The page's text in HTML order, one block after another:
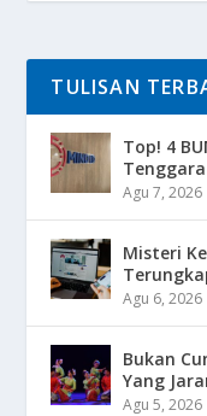
TULISAN
Top! 4
Tenggara
Agu 7, 2026
Misteri
Agu 6, 2026
Bukan
Yang
Agu 5, 2026